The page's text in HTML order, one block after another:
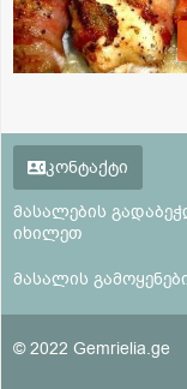
კონტაქტი
მასალების
იხილეთ
მასალის
© 2022 Gemrielia.ge